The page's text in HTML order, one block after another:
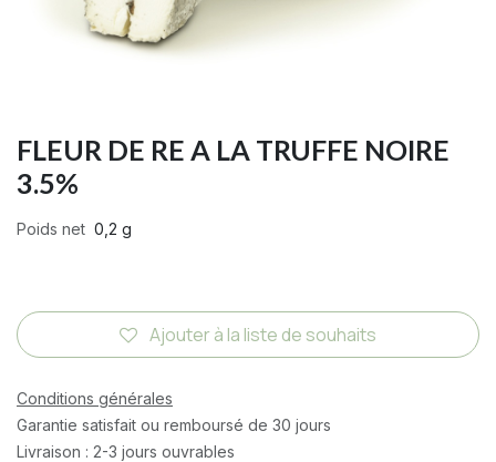
FLEUR DE RE A LA TRUFFE NOIRE
3.5%
Poids net 0,2 g
Ajouter à la liste de souhaits
Conditions générales
Garantie satisfait ou remboursé de 30 jours
Livraison : 2-3 jours ouvrables